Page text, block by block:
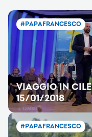
#PAPAFRANCESCO
VIAGGIO IN CILE
15/01/2018
#PAPAFRANCESCO